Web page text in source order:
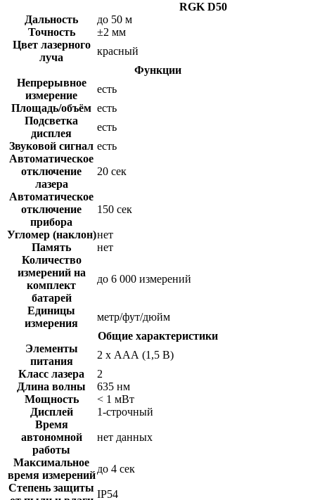
RGK D50
Дальность
до 50 м
Точность
±2 мм
Цвет лазерного
луча
красный
Функции
Непрерывное
измерение
есть
Площадь/объём есть
Подсветка
дисплея
есть
Звуковой сигнал есть
Автоматическое
отключение
лазера
20 сек
Автоматическое
отключение
прибора
150 сек
Угломер (наклон)нет
Память
нет
Количество
измерений на
комплект
батарей
до 6 000 измерений
Единицы
измерения
метр/фут/дюйм
Общие характеристики
Элементы
питания
2 х ААА (1,5 В)
Класс лазера
2
Длина волны
635 нм
Мощность
< 1 мВт
Дисплей
1-строчный
Время
автономной
работы
нет данных
Максимальное
время измерений
до 4 сек
Степень защиты
IP54